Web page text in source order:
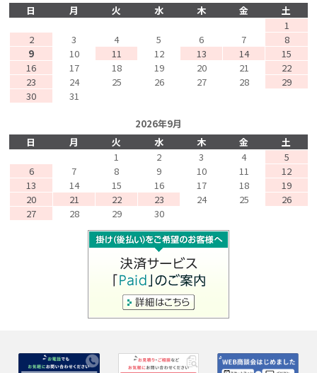
日
月 火 水 木 金
土
1
2
3 4 5 6 7
8
9
10 11 12 13 14
15
16
17 18 19 20 21
22
23
24 25 26 27 28
29
30
31
2026年9月
日
月 火 水 木 金
土
1
2 3 4
5
6
7 8 9 10 11
12
13
14 15 16 17 18
19
20
21 22 23 24 25
26
27
28 29 30